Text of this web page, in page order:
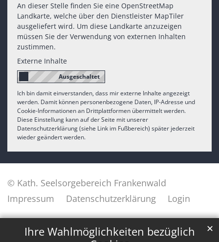
Ihre Wahlmöglichkeiten bezüglich
✕
An dieser Stelle finden Sie eine OpenStreetMap
Landkarte, welche über den Dienstleister MapTiler
ausgeliefert wird. Um diese Landkarte anzuzeigen
müssen Sie der Verwendung von externen Inhalten
zustimmen.
Externe Inhalte
Ich bin damit einverstanden, dass mir externe Inhalte angezeigt
werden. Damit können personenbezogene Daten, IP-Adresse und
Cookie-Informationen an Drittplattformen übermittelt werden.
Diese Einstellung kann auf der Seite mit unserer
Datenschutzerklärung (siehe Link im Fußbereich) später jederzeit
wieder geändert werden.
© Kath. Seelsorgebereich Frankenwald
Impressum
Datenschutzerklärung Login